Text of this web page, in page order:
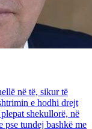
në të, sikur të
e hodhi drejt
shekullorë, në
pse tundej bashkë me